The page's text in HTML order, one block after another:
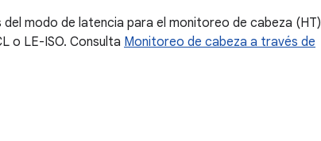
modo de latencia para el monitoreo de cabeza (HT)
o LE-ISO. Consulta Monitoreo de cabeza a través de